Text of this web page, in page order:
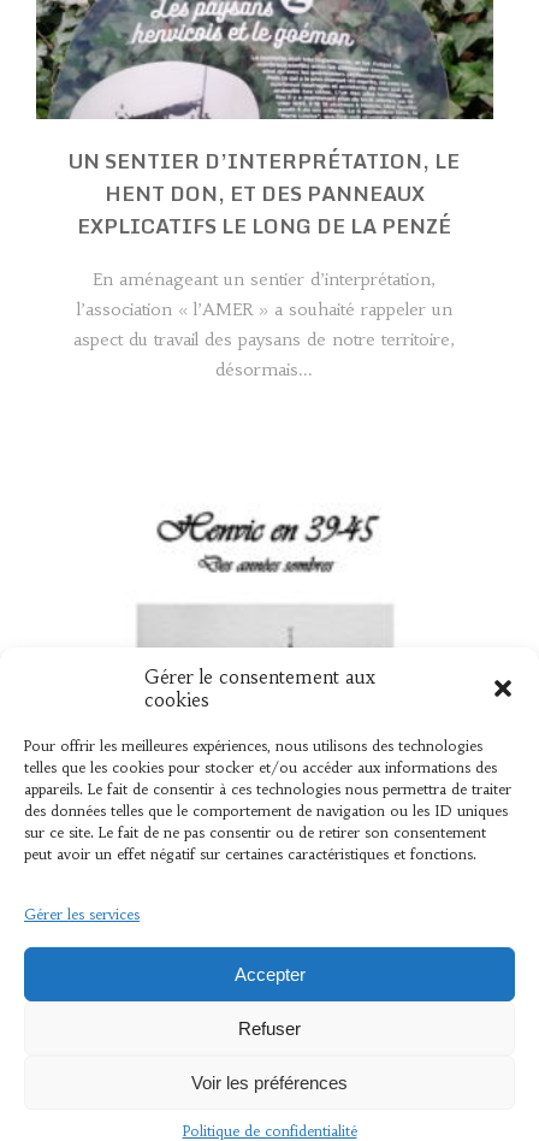
Gérer le consentement aux
cookies
Pour offrir les meilleures expériences, nous utilisons des technologies
telles que les cookies pour stocker et/ou accéder aux informations des
appareils. Le fait de consentir à ces technologies nous permettra de traiter
des données telles que le comportement de navigation ou les ID uniques
sur ce site. Le fait de ne pas consentir ou de retirer son consentement
peut avoir un effet négatif sur certaines caractéristiques et fonctions.
Gérer les services
Accepter
Refuser
Voir les préférences
Politique de confidentialité
UN SENTIER D’INTERPRÉTATION, LE
HENT DON, ET DES PANNEAUX
EXPLICATIFS LE LONG DE LA PENZÉ
En aménageant un sentier d’interprétation,
l’association « l’AMER » a souhaité rappeler un
aspect du travail des paysans de notre territoire,
désormais...
UN NOUVEAU LIVRE « HENVIC EN 39
Vient de sortir L’association « L’AMER » vient de
publier un ouvrage élaboré par Bernard Le Mer,
sur ce que les henvicois...
© 2024 © 2018 Association L'Amer 29670 Henvic . Tous
droits réservés .Mentions Légales et politique de confidentialité